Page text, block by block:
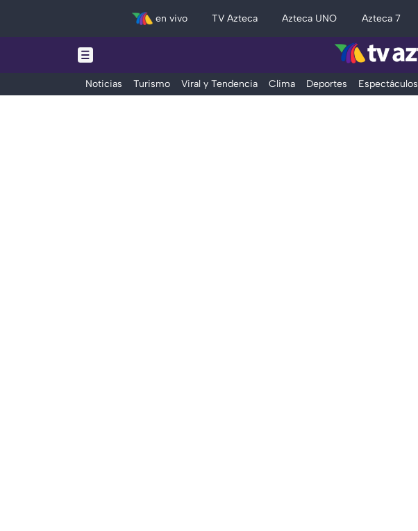
en vivo TV Azteca Azteca UNO Azteca 7
Noticias Turismo Viral y Tendencia Clima Deportes Espectáculos